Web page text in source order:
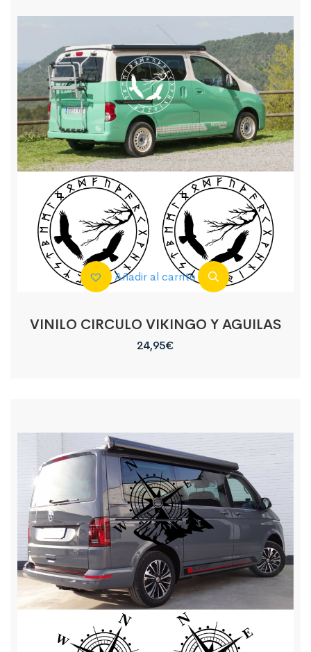
Añadir al carrito
VINILO CIRCULO VIKINGO Y AGUILAS
24,95€